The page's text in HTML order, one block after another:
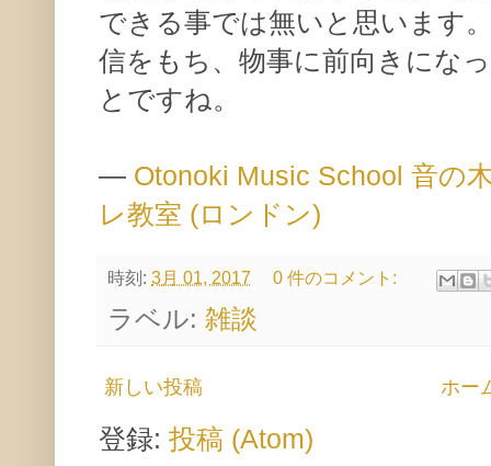
できる事では無いと思います
信をもち、物事に前向きにな
とですね。
— Otonoki Music School 音の
レ教室 (ロンドン)
時刻: 3月 01, 2017 0 件のコメント:
ラベル: 雑談
新しい投稿 ホー
登録: 投稿 (Atom)